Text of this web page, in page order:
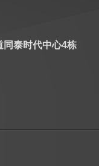
同泰时代中心4栋